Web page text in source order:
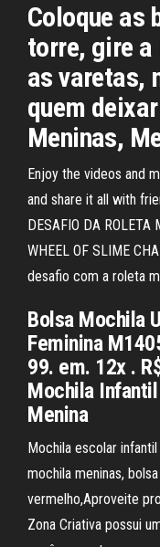
Coloque as
torre, gire a
as varetas,
quem
Meninas,
Enjoy the videos and
and share it all with
DESAFIO DA ROLETA
WHEEL OF SLIME
desafio com a roleta
Bolsa Mochila
Feminina
99. em. 12x .
Mochila
Menina
Mochila escolar
mochila meninas,
vermelho,Aproveite
Zona Criativa possui